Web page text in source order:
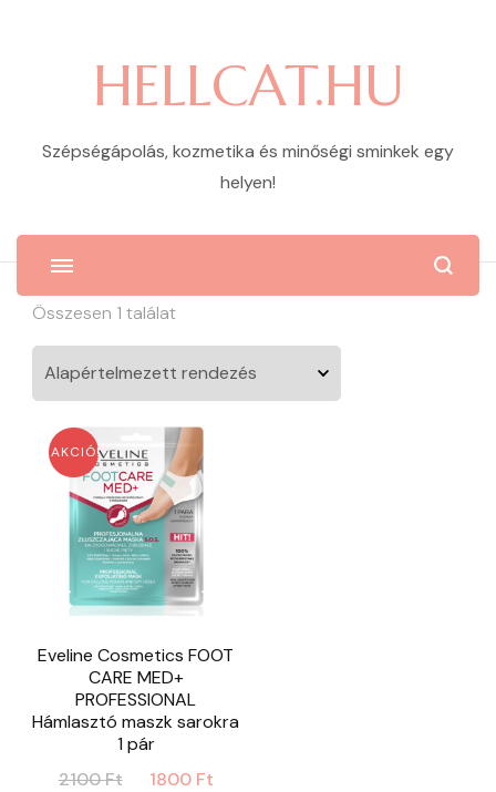
HELLCAT.HU
Szépségápolás, kozmetika és minőségi sminkek egy
helyen!
Összesen 1 találat
AKCIÓ!
Eveline Cosmetics FOOT
CARE MED+
PROFESSIONAL
Hámlasztó maszk sarokra
1 pár
2100Ft
Original
1800 Ft